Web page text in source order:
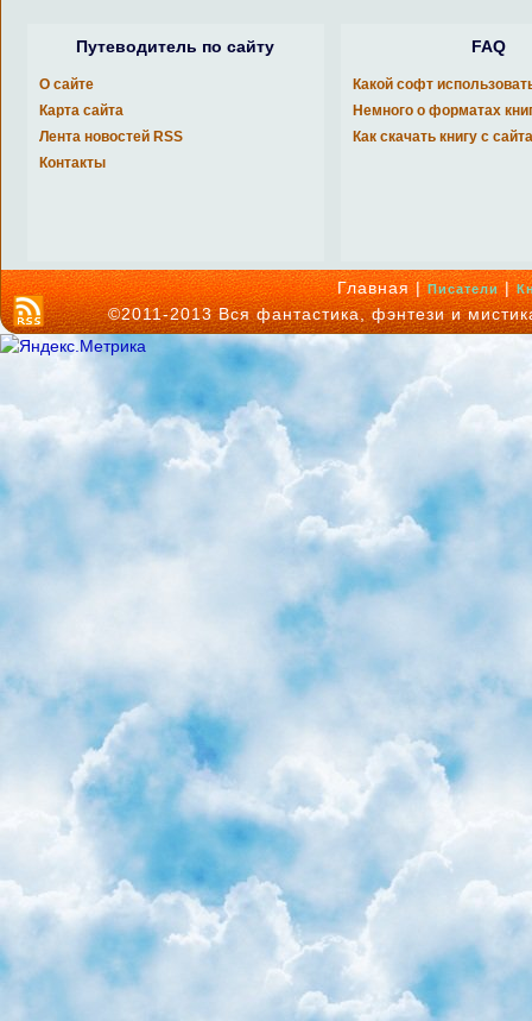
Путеводитель по сайту
О сайте
Карта сайта
Лента новостей RSS
Контакты
FAQ
Какой софт
Немного о форматах
Как скачать книгу с
Главная |Писатели|
©2011-2013 Вся фантастика, фэнтези и